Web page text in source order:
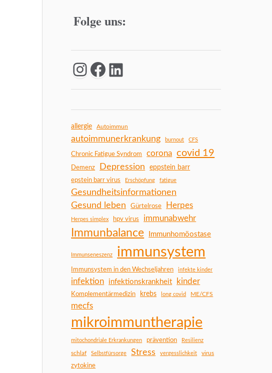
Folge uns:
allergie Autoimmun
autoimmunerkrankung burnout CFS
Chronic Fatigue Syndrom corona covid 19
Demenz Depression
eppstein barr
epstein barr virus
Erschöpfung fatigue
Gesundheitsinformationen
Gesund leben Gürtelrose Herpes
Herpes simplex hpv virus immunabwehr
Immunbalance Immunhomöostase
Immunseneszenz immunsystem
Immunsystem in den Wechseljahren infekte kinder
infektion infektionskrankheit kinder
Komplementärmedizin krebs long covid ME/CFS
mecfs
mikroimmuntherapie
mitochondriale Erkrankungen prävention Resilienz
schlaf Selbstfürsorge Stress vergesslichkeit virus
zytokine